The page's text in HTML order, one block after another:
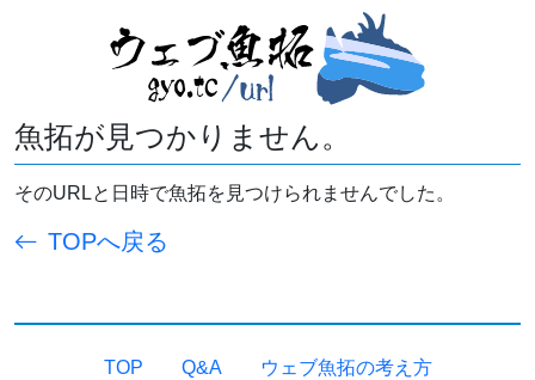
魚拓が見つかりません。
そのURLと日時で魚拓を見つけられませんでした。
TOPへ戻る
TOP Q&A ウェブ魚拓の考え方